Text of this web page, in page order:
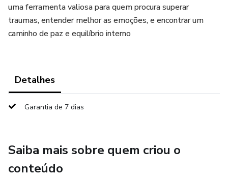
uma ferramenta valiosa para quem procura superar
traumas, entender melhor as emoções, e encontrar um
caminho de paz e equilíbrio interno
Detalhes
Garantia de 7 dias
Saiba mais sobre quem criou o
conteúdo